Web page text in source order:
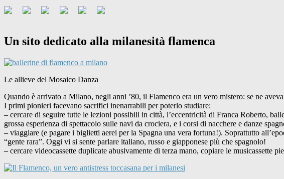
Un sito dedicato alla milanesità flamenca
Le allieve del Mosaico Danza
Quando è arrivato a Milano, negli anni ’80, il Flamenco era un vero mistero: se ne
I primi pionieri facevano sacrifici inenarrabili per poterlo studiare:
– cercare di seguire tutte le lezioni possibili in città, l’eccentricità di Franca Roberto,
grossa esperienza di spettacolo sulle navi da crociera, e i corsi di nacchere e danze
– viaggiare (e pagare i biglietti aerei per la Spagna una vera fortuna!). Soprattutto
“gente rara”. Oggi vi si sente parlare italiano, russo e giapponese più che spagnolo!
– cercare videocassette duplicate abusivamente di terza mano, copiare le musicassette